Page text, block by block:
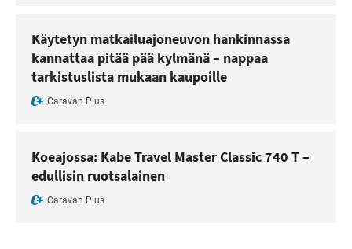
Käytetyn matkailuajoneuvon hankinnassa
kannattaa pitää pää kylmänä – nappaa
tarkistuslista mukaan kaupoille
Caravan Plus
Koeajossa: Kabe Travel Master Classic 740 T –
edullisin ruotsalainen
Caravan Plus